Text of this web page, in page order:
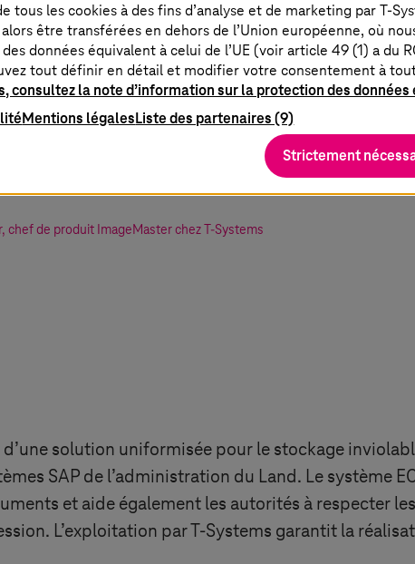
nous mettons à la disposition
une solution d’archivage fiable qui
continuellement au fil du temps.
, chef de produit ImageMaster chez T-Systems
solution uniformisée pour le stockage
SAP de l’administration du Land. Le système
et aide également les autorités à respecter
L’exploitation parT-Systems garantit la
tous les cookies à des fins d’analyse et de marketing parT-
être transférées en dehors de l’Union européenne, où
données équivalent à celui de l’UE (voir article 49 (1) a du
tout définir en détail et modifier votre consentement à
consultez la note d’information sur la protection des
Mentions légalesListe des partenaires (9)
Strictement